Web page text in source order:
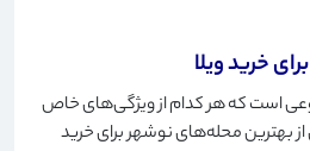
خرید ویلا
است که هر کدام از ویژگی‌های خاص
از بهترین محله‌های نوشهر برای خرید